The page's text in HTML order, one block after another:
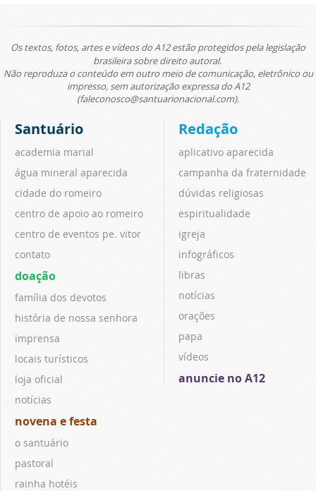
Os textos, fotos, artes e vídeos do A12 estão protegidos pela legislação
brasileira sobre direito autoral.
Não reproduza o conteúdo em outro meio de comunicação, eletrônico ou
impresso, sem autorização expressa do A12
(faleconosco@santuarionacional.com).
Santuário
academia marial
água mineral aparecida
cidade do romeiro
centro de apoio ao romeiro
centro de eventos pe. vitor
contato
doação
família dos devotos
história de nossa senhora
imprensa
locais turísticos
loja oficial
notícias
novena e festa
o santuário
pastoral
rainha hotéis
Redação
aplicativo aparecida
campanha da fraternidade
dúvidas religiosas
espiritualidade
igreja
infográficos
libras
notícias
orações
papa
vídeos
anuncie no A12